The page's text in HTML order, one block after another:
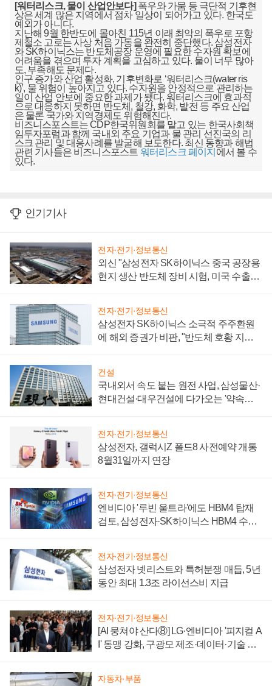
[워터리스크, 물이 산업안보다] 폭우와 가뭄 등 극단적 기후현
상은 세계 많은 지역에서 점차 일상이 되어가고 있다. 한국도
예외가 아니다.
지난해 9월 한반도에 몰아친 115년 이래 최악의 폭우로 포항
제철소 고로는 사상 처음 가동을 완전히 중단했다. 삼성전자
와 SK하이닉스는 반도체공장 운영에 필요한 수자원 확보에
어려움을 겪으며 투자 계획을 고심하고 있다. 물이 너무 많아
도, 부족해도 문제다.
인구 증가와 산업 활성화, 기후변화로 ‘워터리스크(water ris
k)’, 물 위험이 높아지고 있다. 수자원을 안정적으로 관리하는
일이 산업 안보에 중요한 과제가 됐다. 워터리스크에 효과적
으로 대응하지 못하면 반도체, 철강, 화학, 발전 등 주요 산업
은 물론 국가와 지역경제도 위험해진다.
비즈니스포스트는 CDP한국위원회를 맡고 있는 한국사회책
임투자포럼과 함께 국내외 주요 기업과 물 관리 선진국의 리
스크 관리 및 대응사례를 발굴해 보도한다. 최신 동향과 해법
관련 기사들은 비즈니스포스트 워터리스크 페이지 에서 볼 수
있다.
인기기사
전자·전기·정보통신
외신 "삼성전자 SK하이닉스 중국 공장용
현지 생산 반도체 장비 시험, 미국 수출통
전자·전기·정보통신
삼성전자 SK하이닉스 소극적 주주환원
에 해외 증권가 비판, "반도체 호황 지속
건설
국내외서 속도 붙는 원전 사업, 삼성물산·
현대건설·대우건설에 다가오는 '약속의
전자·전기·정보통신
삼성전자, 갤럭시Z 폴드8 사전예약 개통
8월31일까지 연장
전자·전기·정보통신
엔비디아 '루빈 울트라'에도 HBM4 탑재
검토, 삼성전자·SK하이닉스 HBM4 수율
전자·전기·정보통신
삼성전자 넷리스트와 특허분쟁 매듭, 5년
동안 최대 1.3조 라이선스비 지급
전자·전기·정보통신
[AI 뭉쳐야 산다⑧] LG·엔비디아 '피지컬 A
I' 동맹 강화, 구광모 제조·데이터·기술 결
자동차·부품